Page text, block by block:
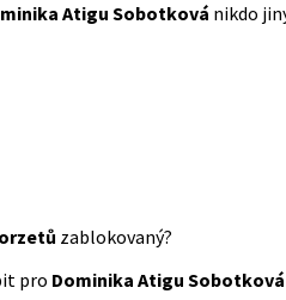
Atigu Sobotková nikdo
zablokovaný?
pro Dominika Atigu Sobotková